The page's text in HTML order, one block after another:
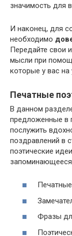
значимость для
И наконец, для
необходимо
Передайте свои
мысли при
которые у вас на
Печатные
В данном
предложенные в
послужить
поздравлений в
поэтические
запоминающееся
Фразы